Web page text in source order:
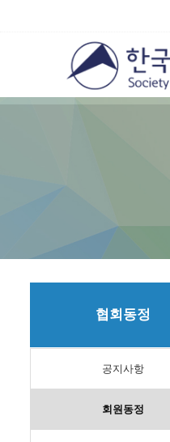
협회동정
공지사항
회원동정